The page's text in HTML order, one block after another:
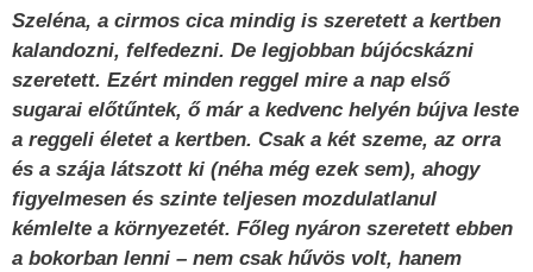
Szeléna, a cirmos cica mindig is szeretett a kertben
kalandozni, felfedezni. De legjobban bújócskázni
szeretett. Ezért minden reggel mire a nap első
sugarai előtűntek, ő már a kedvenc helyén bújva leste
a reggeli életet a kertben. Csak a két szeme, az orra
és a szája látszott ki (néha még ezek sem), ahogy
figyelmesen és szinte teljesen mozdulatlanul
kémlelte a környezetét. Főleg nyáron szeretett ebben
a bokorban lenni – nem csak hűvös volt, hanem